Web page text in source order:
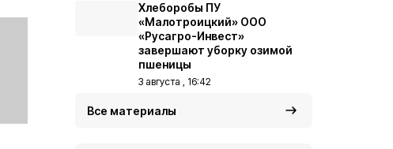
Хлеборобы ПУ
«Малотроицкий» ООО
«Русагро-Инвест»
завершают уборку озимой
пшеницы
3 августа , 16:42
Все материалы